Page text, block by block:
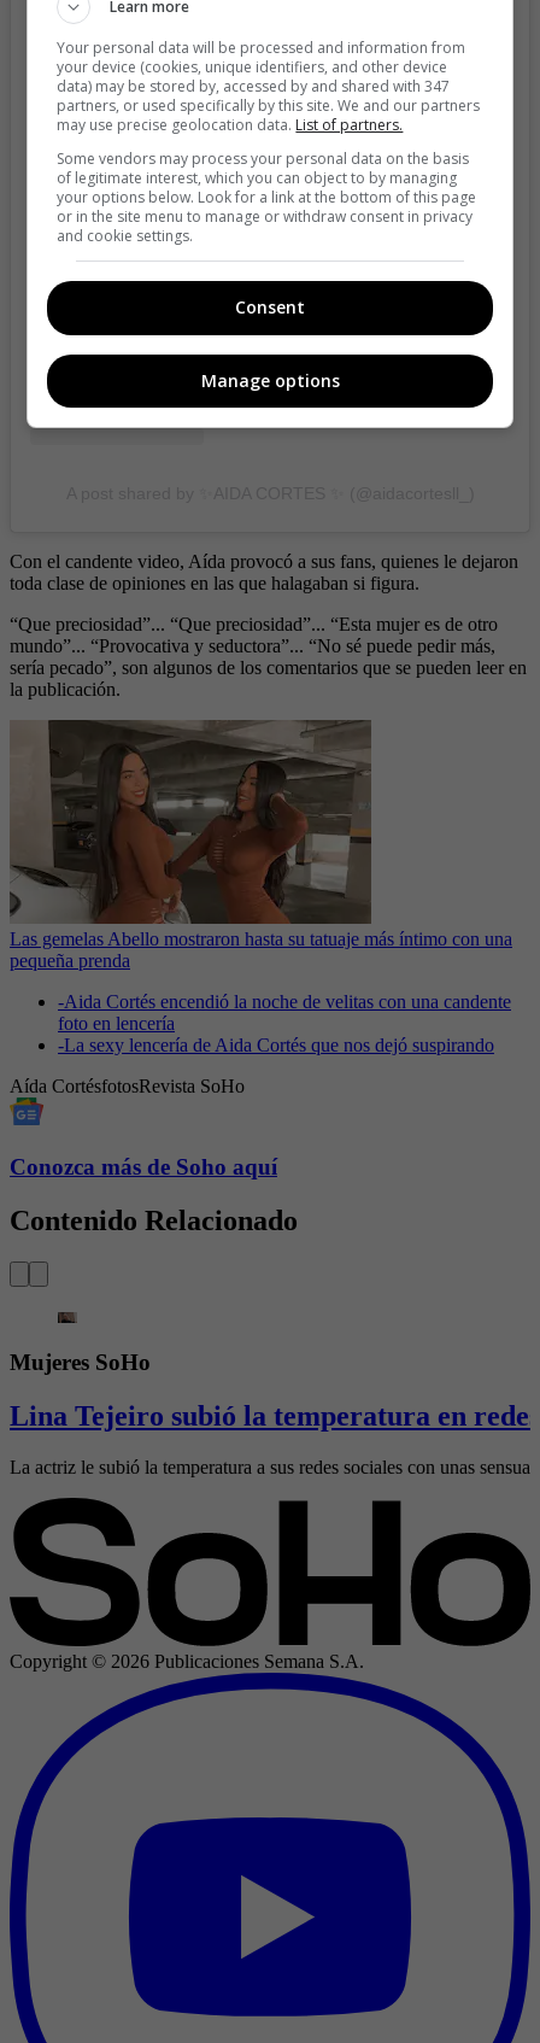
View this post on Instagram
Con el candente video, Aída provocó a sus fans, quienes le dejaron
toda clase de opiniones en las que halagaban si figura.
“Que preciosidad”... “Que preciosidad”... “Esta mujer es de otro
mundo”... “Provocativa y seductora”... “No sé puede pedir más,
sería pecado”, son algunos de los comentarios que se pueden leer en
la publicación.
Las gemelas Abello mostraron hasta su tatuaje más íntimo con una
pequeña prenda
-Aida Cortés encendió la noche de velitas con una candente
foto en lencería
-La sexy lencería de Aida Cortés que nos dejó suspirando
Aída CortésfotosRevista SoHo
Conozca más de Soho aquí
Contenido Relacionado
Mujeres SoHo
Lina Tejeiro subió la temperatura en
La actriz le subió la temperatura a sus redes sociales con unas
Copyright © 2026 Publicaciones Semana S.A.
Learn more
Your personal data will be processed and information from
your device (cookies, unique identifiers, and other device
data) may be stored by, accessed by and shared with 347
partners, or used specifically by this site. We and our partners
may use precise geolocation data. List of partners.
Some vendors may process your personal data on the basis
of legitimate interest, which you can object to by managing
your options below. Look for a link at the bottom of this page
or in the site menu to manage or withdraw consent in privacy
and cookie settings.
Consent
Manage options